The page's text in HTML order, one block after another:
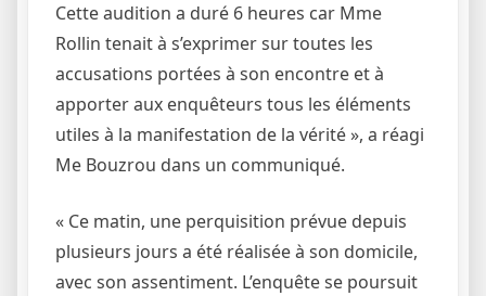
Cette audition a duré 6 heures car Mme
Rollin tenait à s’exprimer sur toutes les
accusations portées à son encontre et à
apporter aux enquêteurs tous les éléments
utiles à la manifestation de la vérité », a réagi
Me Bouzrou dans un communiqué.
« Ce matin, une perquisition prévue depuis
plusieurs jours a été réalisée à son domicile,
avec son assentiment. L’enquête se poursuit